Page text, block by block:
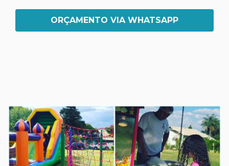
ORÇAMENTO VIA WHATSAPP